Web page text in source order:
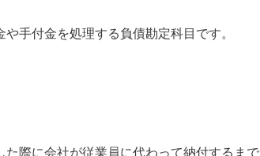
手付金を処理する負債勘定科目です。
際に会社が従業員に代わって納付するまで